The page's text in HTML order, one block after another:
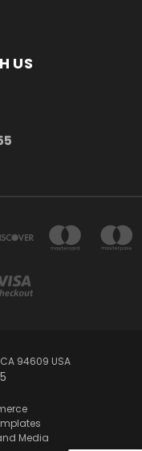
US
CA 94609 USA
Media